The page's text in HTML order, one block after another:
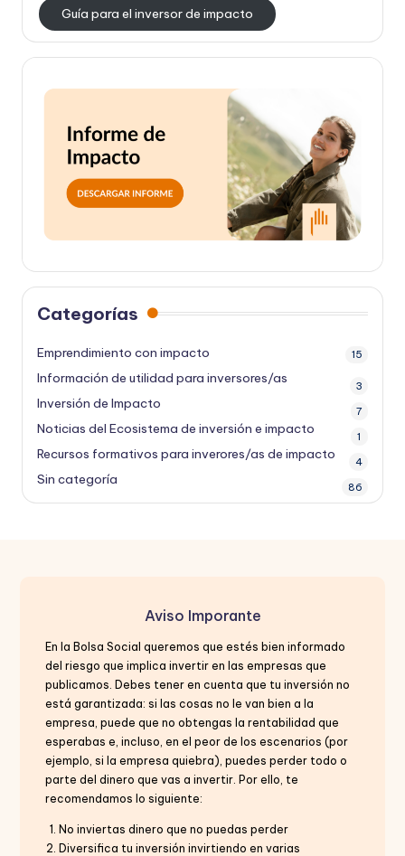
Guía para el inversor de impacto
Categorías
Emprendimiento con impacto 15
Información de utilidad para inversores/as 3
Inversión de Impacto 7
Noticias del Ecosistema de inversión e impacto 1
Recursos formativos para inverores/as de impacto 4
Sin categoría 86
Aviso Imporante
En la Bolsa Social queremos que estés bien informado
del riesgo que implica invertir en las empresas que
publicamos. Debes tener en cuenta que tu inversión no
está garantizada: si las cosas no le van bien a la
empresa, puede que no obtengas la rentabilidad que
esperabas e, incluso, en el peor de los escenarios (por
ejemplo, si la empresa quiebra), puedes perder todo o
parte del dinero que vas a invertir. Por ello, te
recomendamos lo siguiente:
No inviertas dinero que no puedas perder
Diversifica tu inversión invirtiendo en varias